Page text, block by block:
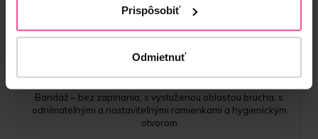
Prispôsobiť
Odmietnuť
VH special
Bandáž – bez zapínania, s vystuženou oblasťou brucha, s
odnímateľnými a nastaviteľnými ramienkami a hygienickým
otvorom